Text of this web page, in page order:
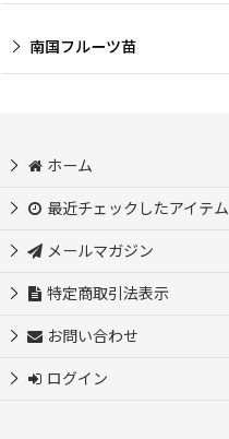
南国フルーツ苗
ホーム
最近チェックしたアイテム
メールマガジン
特定商取引法表示
お問い合わせ
ログイン